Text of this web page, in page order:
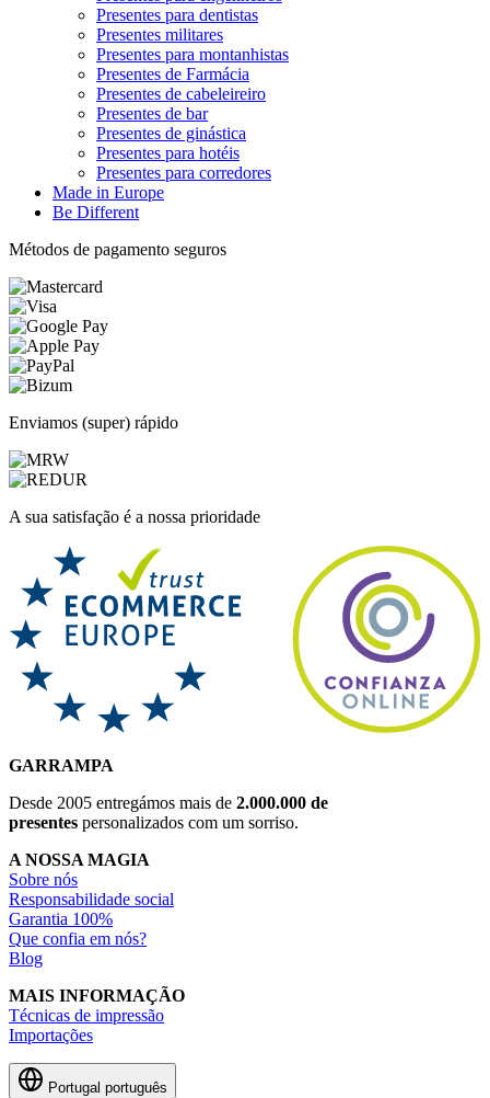
Presentes para dentistas
Presentes militares
Presentes para montanhistas
Presentes de Farmácia
Presentes de cabeleireiro
Presentes de bar
Presentes de ginástica
Presentes para hotéis
Presentes para corredores
Made in Europe
Be Different
Métodos de pagamento seguros
Enviamos (super) rápido
A sua satisfação é a nossa prioridade
GARRAMPA
Desde 2005 entregámos mais de 2.000.000 de
presentes personalizados com um sorriso.
A NOSSA MAGIA
Sobre nós
Responsabilidade social
Garantia 100%
Que confia em nós?
Blog
MAIS INFORMAÇÃO
Técnicas de impressão
Importações
Portugal português